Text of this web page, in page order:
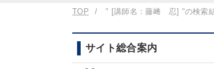
TOP " [講師名：藤﨑 忍] "の検索
サイト総合案内